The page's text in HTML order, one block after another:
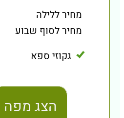
מחיר ללילה
מחיר לסוף שבוע
גקוזי ספא
הצג מפה